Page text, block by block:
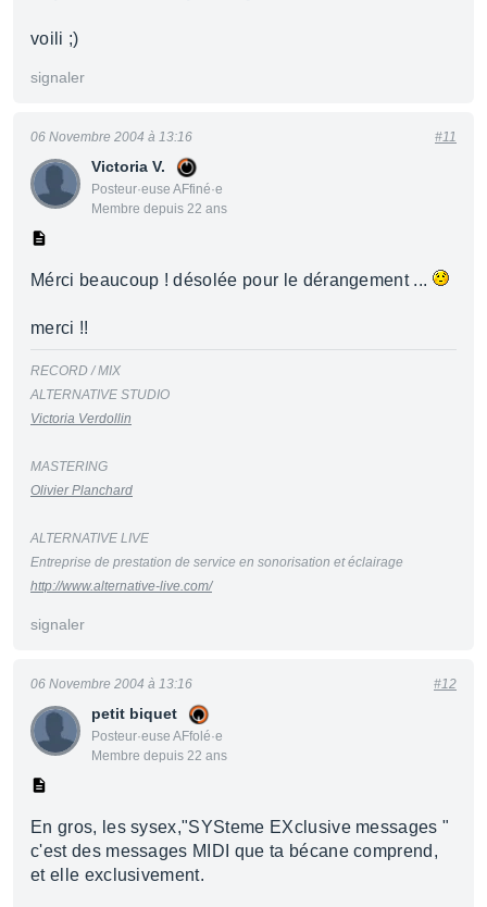
voili ;)
signaler
Victoria V.
Posteur·euse AFfiné·e
Membre depuis 22 ans
06 Novembre 2004 à 13:16 #11
Mérci beaucoup ! désolée pour le dérangement ...
merci !!
RECORD / MIX
ALTERNATIVE STUDIO
Victoria Verdollin
MASTERING
Olivier Planchard
ALTERNATIVE LIVE
Entreprise de prestation de service en sonorisation et éclairage
http://www.alternative-live.com/
signaler
petit biquet
Posteur·euse AFfolé·e
Membre depuis 22 ans
06 Novembre 2004 à 13:16 #12
En gros, les sysex,"SYSteme EXclusive messages "
c'est des messages MIDI que ta bécane comprend,
et elle exclusivement.